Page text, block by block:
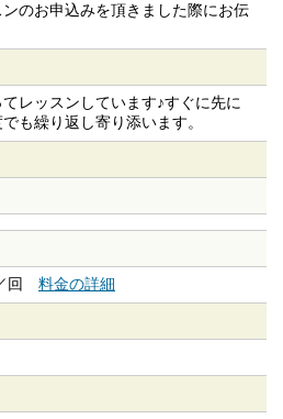
のお申込みを頂きました際にお伝
レッスンしています♪すぐに先に
も繰り返し寄り添います。
回 料金の詳細